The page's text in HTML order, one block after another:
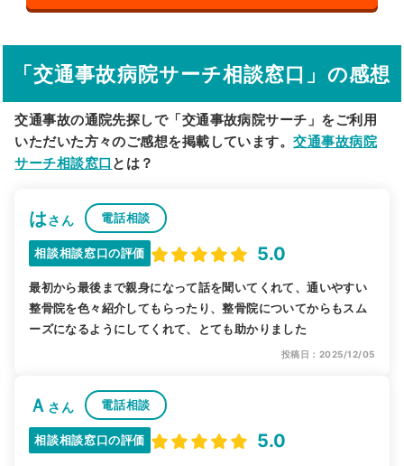
その他の検索方法
駅から探す 院名から探す
「交通事故病院サーチ相談窓口」の感想
交通事故の通院先探しで「交通事故病院サーチ」をご利用
いただいた方々のご感想を掲載しています。交通事故病院
サーチ相談窓口 とは？
はさん 電話相談
相談相談窓口の評価 5.0
最初から最後まで親身になって話を聞いてくれて、通いやすい
整骨院を色々紹介してもらったり、整骨院についてからもスム
ーズになるようにしてくれて、とても助かりました
投稿日：2025/12/05
Ａ さん 電話相談
相談相談窓口の評価 5.0